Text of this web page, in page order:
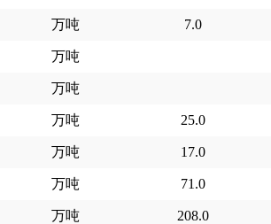
万吨 7.0
万吨
万吨
万吨 25.0
万吨 17.0
万吨 71.0
万吨 208.0